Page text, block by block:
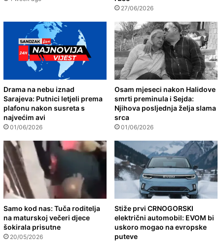
27/06/2026
Drama na nebu iznad
Sarajeva: Putnici letjeli prema
plafonu nakon susreta s
najvećim avi
01/06/2026
Osam mjeseci nakon Halidove
smrti preminula i Sejda:
Njihova posljednja želja slama
srca
01/06/2026
Samo kod nas: Tuča roditelja
na maturskoj večeri djece
šokirala prisutne
20/05/2026
Stiže prvi CRNOGORSKI
električni automobil: EVOM bi
uskoro mogao na evropske
puteve